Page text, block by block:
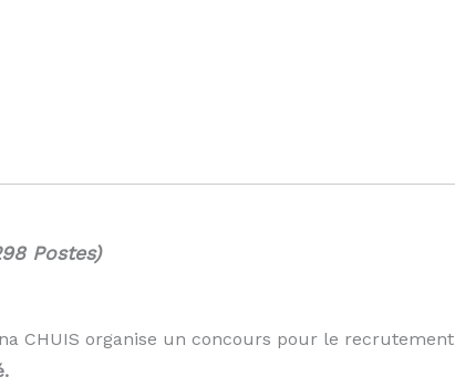
Postes)
CHUIS organise un concours pour le recrutement